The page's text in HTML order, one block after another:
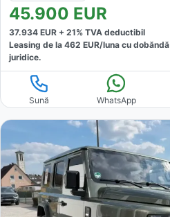
45.900 EUR
37.934 EUR + 21% TVA deductibil
Leasing de la 462 EUR/luna cu dobăndă
juridice.
Sună WhatsApp